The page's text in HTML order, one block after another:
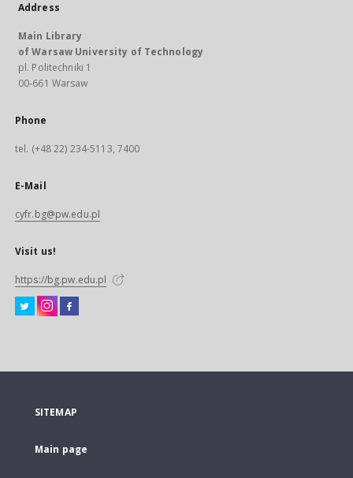
Address
Main Library
of Warsaw University of Technology
pl. Politechniki 1
00-661 Warsaw
Phone
tel. (+48 22) 234-5113, 7400
E-Mail
cyfr.bg@pw.edu.pl
Visit us!
https://bg.pw.edu.pl
SITEMAP
Main page